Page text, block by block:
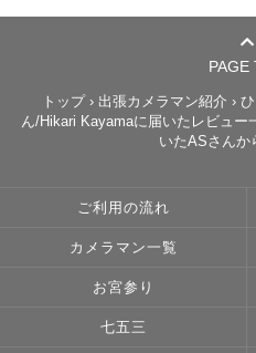
（お昼前後は神社や公園が混
です）
はじめまして！ひかりと申し
て呼んでください。
PAGE
トップ › 出張カメラマン紹介 ›
ん/Hikari Kayamaに届いたレビュー
いたASさんか
ご利用の流れ
カメラマン一覧
お宮参り
七五三